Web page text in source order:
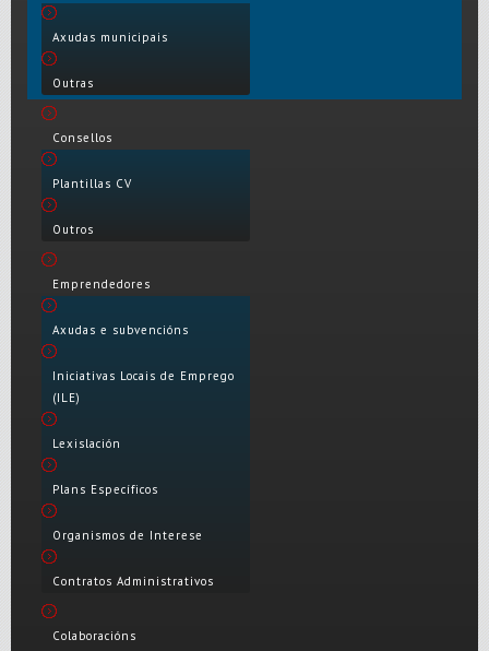
Axudas municipais
Outras
Consellos
Plantillas CV
Outros
Emprendedores
Axudas e subvencións
Iniciativas Locais de Emprego
(ILE)
Lexislación
Plans Específicos
Organismos de Interese
Contratos Administrativos
Colaboracións